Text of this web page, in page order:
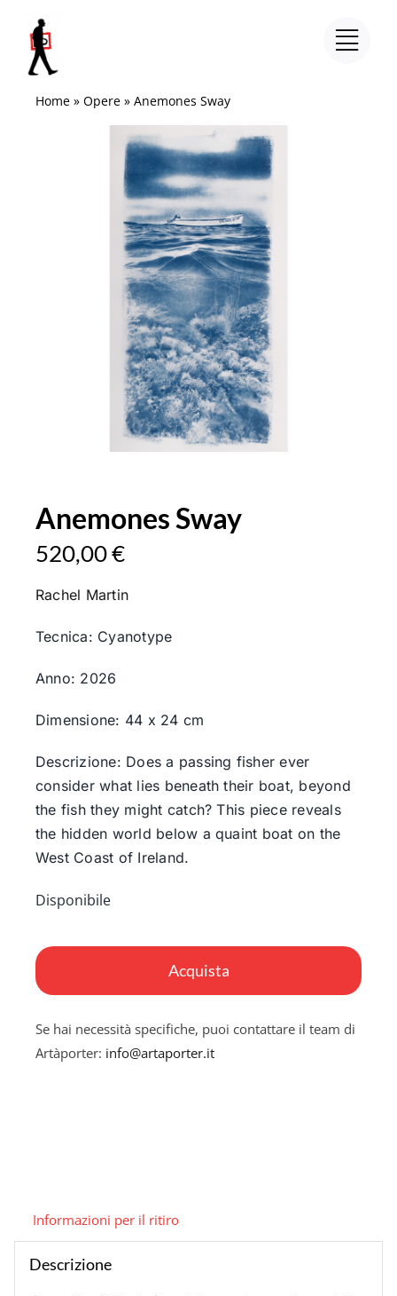
contenuto
Home» Opere» Anemones Sway
Anemones Sway
520,00€
Rachel Martin
Tecnica: Cyanotype
Anno: 2026
Dimensione: 44 x 24 cm
Descrizione: Does a passing fisher ever
consider what lies beneath their boat, beyond
the fish they might catch? This piece reveals
the hidden world below a quaint boat on the
West Coast of Ireland.
Disponibile
Acquista
Se hai necessità specifiche, puoi contattare il team di
Artàporter: info@artaporter.it
Informazioni per il ritiro
Descrizione